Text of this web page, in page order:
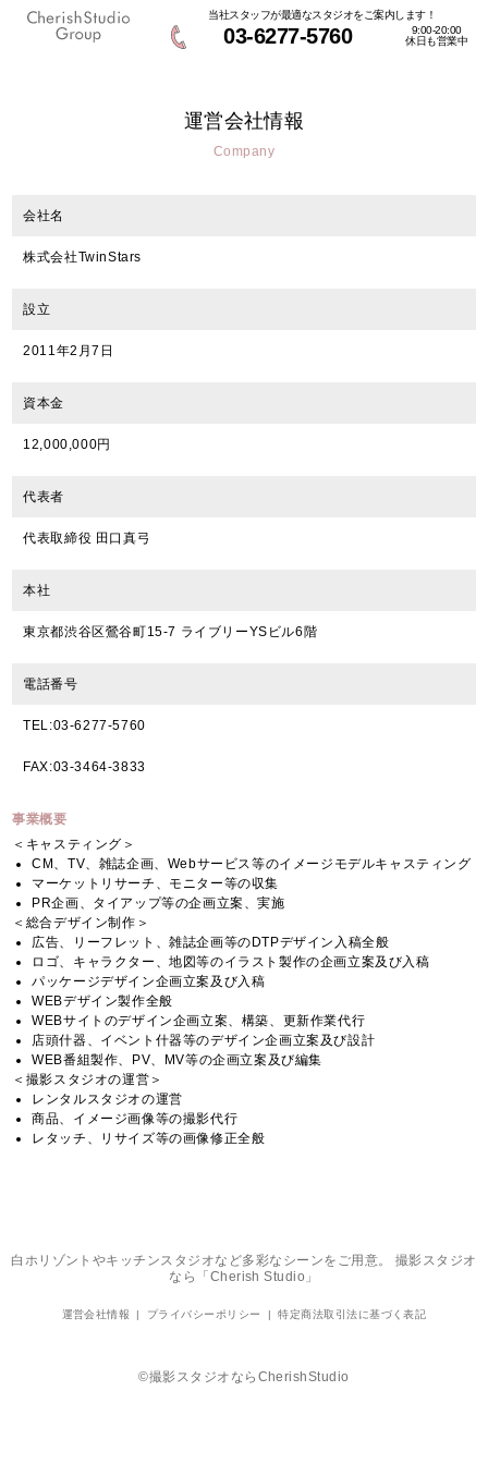
当社スタッフが最適なスタジオをご案内します！
03-6277-5760
9:00-20:00
休日も営業中
運営会社情報
Company
会社名
株式会社TwinStars
設立
2011年2月7日
資本金
12,000,000円
代表者
代表取締役 田口真弓
本社
東京都渋谷区鶯谷町15-7 ライブリーYSビル6階
電話番号
TEL:03-6277-5760
FAX:03-3464-3833
事業概要
＜キャスティング＞
CM、TV、雑誌企画、Webサービス等のイメージモデルキャスティング
マーケットリサーチ、モニター等の収集
PR企画、タイアップ等の企画立案、実施
＜総合デザイン制作＞
広告、リーフレット、雑誌企画等のDTPデザイン入稿全般
ロゴ、キャラクター、地図等のイラスト製作の企画立案及び入稿
パッケージデザイン企画立案及び入稿
WEBデザイン製作全般
WEBサイトのデザイン企画立案、構築、更新作業代行
店頭什器、イベント什器等のデザイン企画立案及び設計
WEB番組製作、PV、MV等の企画立案及び編集
＜撮影スタジオの運営＞
レンタルスタジオの運営
商品、イメージ画像等の撮影代行
レタッチ、リサイズ等の画像修正全般
白ホリゾントやキッチンスタジオなど多彩なシーンをご用意。 撮影スタジオ
なら「Cherish Studio」
運営会社情報 プライバシーポリシー 特定商法取引法に基づく表記
©撮影スタジオならCherishStudio